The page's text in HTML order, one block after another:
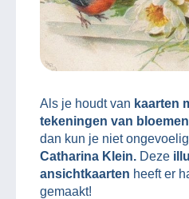
Als je houdt van kaarten
tekeningen van bloemen
dan kun je niet
Catharina Klein. Deze
ansichtkaarten heeft er
gemaakt!